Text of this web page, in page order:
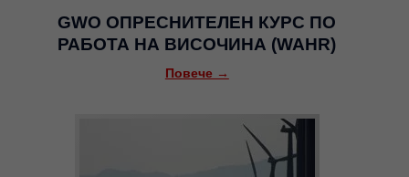
GWO ОПРЕСНИТЕЛЕН КУРС ПО
РАБОТА НА ВИСОЧИНА (WAHR)
Повече →